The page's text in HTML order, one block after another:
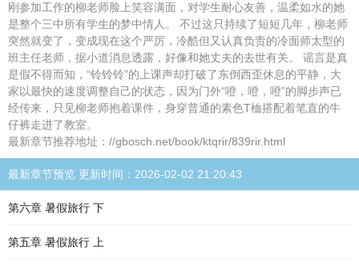
刚参加工作的柳老师脸上笑容满面，对学生耐心友善，温柔如水的她
是整个三中所有学生的梦中情人。 不过这只持续了短短几年，柳老师
突然就变了，变成现在这个严厉，冷酷但又认真负责的冷面师太型的
班主任老师，据小道消息透露，好像和她丈夫的去世有关。 谣言是真
是假不得而知，“铃铃铃”的上课声却打破了东倒西歪休息的平静，大
家以最快的速度调整自己的状态，因为门外“噔，噔，噔”的脚步声已
经传来，只见柳老师抱着课件，身穿普通的素色T桖搭配着笔直的牛
仔裤走进了教室。
最新章节推荐地址：//gbosch.net/book/ktqrir/839rir.html
最新章节预览 更新时间：2026-02-02 21:20:43
第六章 暑假旅行 下
第五章 暑假旅行 上